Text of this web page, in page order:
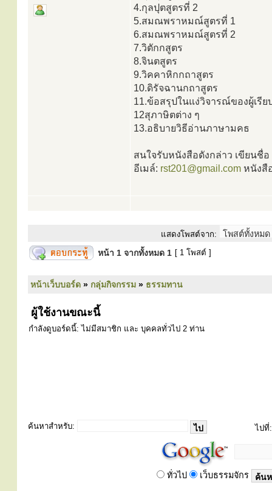
4.กุลปุตสูตรที่ 2
5.สมณพราหมณ์สูตรที่ 1
6.สมณพราหมณ์สูตรที่ 2
7.วิตักกสูตร
8.จินตสูตร
9.วิคคาหิกกถาสูตร
10.ดิรัจฉานกถาสูตร
11.ข้อสรุปในแง่วิจารณ์ของผู้เรีย
12สุภาษิตต่าง ๆ
13.อธิบายวิธีอ่านภาษามคธ
สนใจรับหนังสือดังกล่าว เขียนชื่อ
อีเมล์: rst201@gmail.com หนังสื
แสดงโพสต์จาก:
หน้า 1 จากทั้งหมด 1 [ 1 โพสต์ ]
หน้าเว็บบอร์ด » กลุ่มกิจกรรม » ธรรมทาน
ผู้ใช้งานขณะนี้
กำลังดูบอร์ดนี้: ไม่มีสมาชิก และ บุคคลทั่วไป 2 ท่าน
ค้นหาสำหรับ: ไปที่:
ทั่วไป เว็บธรรมจักร